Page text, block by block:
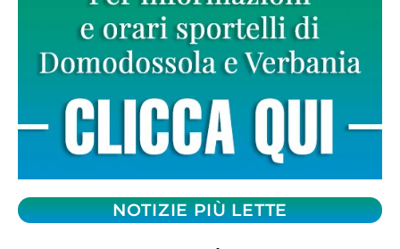
NOTIZIE PIÙ LETTE